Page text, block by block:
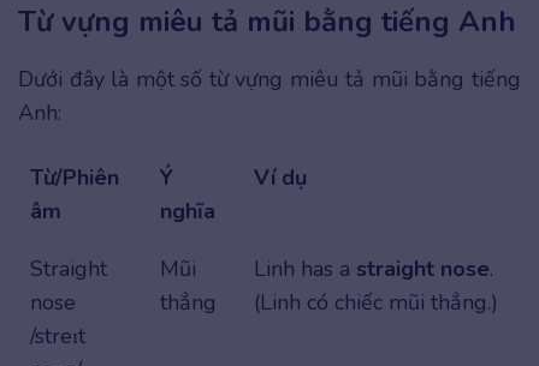
Từ vựng miêu tả mũi bằng tiếng Anh
Dưới đây là một số từ vựng miêu tả mũi bằng tiếng
Anh:
Từ/Phiên
âm
Ý
nghĩa
Ví dụ
Straight
nose
/streɪt
Mũi
thẳng
Linh has a straight nose.
(Linh có chiếc mũi thẳng.)